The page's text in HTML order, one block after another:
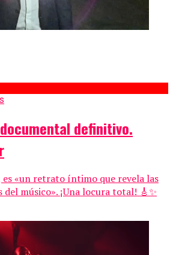
definitivo.
es «un retrato íntimo que revela las
del músico». ¡Una locura total! 🎸✨